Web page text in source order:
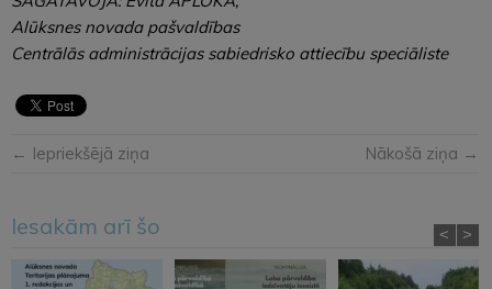
Alūksnes novada pašvaldības
Centrālās administrācijas sabiedrisko attiecību speciāliste
← Iepriekšējā ziņa Nākošā ziņa →
Iesakām arī šo < >